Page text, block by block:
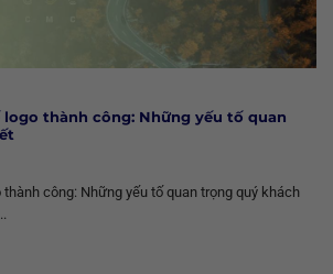
thành công: Những yếu tố quan
công: Những yếu tố quan trọng quý khách